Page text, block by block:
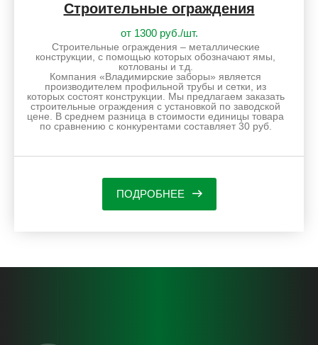
Строительные ограждения
от 1300 руб./шт.
Строительные ограждения – металлические
конструкции, с помощью которых обозначают ямы,
котлованы и т.д.
Компания «Владимирские заборы» является
производителем профильной трубы и сетки, из
которых состоят конструкции. Мы предлагаем заказать
строительные ограждения с установкой по заводской
цене. В среднем разница в стоимости единицы товара
по сравнению с конкурентами составляет 30 руб.
ПОДРОБНЕЕ